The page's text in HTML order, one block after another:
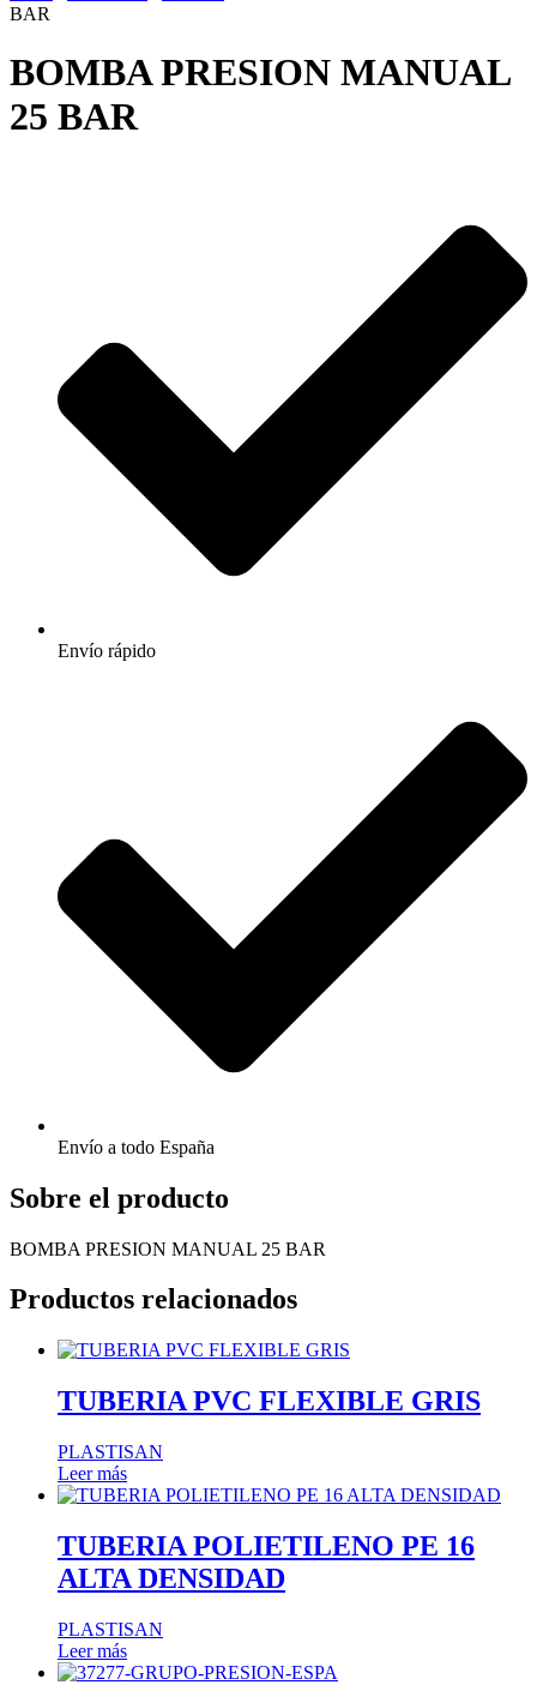
BAR
BOMBA PRESION MANUAL
25 BAR
Envío rápido
Envío a todo España
Sobre el producto
BOMBA PRESION MANUAL 25 BAR
Productos relacionados
TUBERIA PVC FLEXIBLE GRIS
PLASTISAN
Leer más
TUBERIA POLIETILENO PE 16
ALTA DENSIDAD
PLASTISAN
Leer más